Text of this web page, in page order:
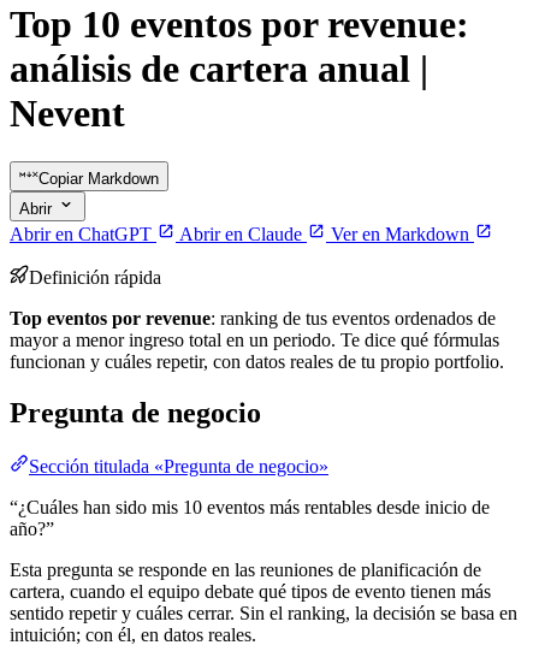
Top 10 eventos por revenue:
análisis de cartera anual |
Nevent
Copiar Markdown
Abrir
Abrir en ChatGPT Abrir en Claude Ver en Markdown
Definición rápida
Top eventos por revenue: ranking de tus eventos ordenados de
mayor a menor ingreso total en un periodo. Te dice qué fórmulas
funcionan y cuáles repetir, con datos reales de tu propio portfolio.
Pregunta de negocio
Sección titulada «Pregunta de negocio»
“¿Cuáles han sido mis 10 eventos más rentables desde inicio de
año?”
Esta pregunta se responde en las reuniones de planificación de
cartera, cuando el equipo debate qué tipos de evento tienen más
sentido repetir y cuáles cerrar. Sin el ranking, la decisión se basa en
intuición; con él, en datos reales.